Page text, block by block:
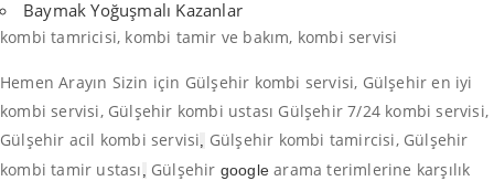
Baymak Yoğuşmalı Kazanlar
kombi tamricisi, kombi tamir ve bakım, kombi servisi
Hemen Arayın Sizin için Gülşehir kombi servisi, Gülşehir en iyi
kombi servisi, Gülşehir kombi ustası Gülşehir 7/24 kombi servisi,
Gülşehir acil kombi servisi Gülşehir kombi tamircisi, Gülşehir
kombi tamir ustası Gülşehir google arama terimlerine karşılık